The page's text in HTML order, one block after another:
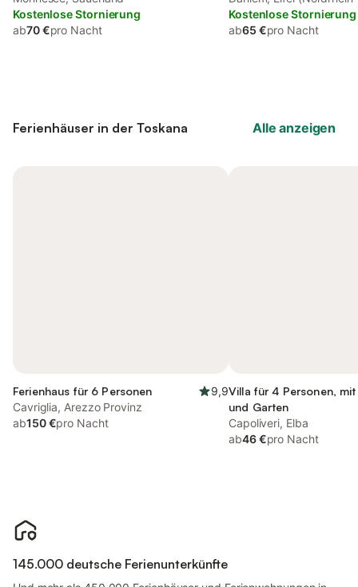
Kostenlose Stornierung
ab70 €pro Nacht
Kostenlose Stornierung
ab65 €pro Nacht
Ferienhäuser in der Toskana Alle anzeigen
Ferienhaus für 6 Personen
9,9
Cavriglia, Arezzo Provinz
ab150 €pro Nacht
Villa für 4 Personen, mit
und Garten
Capoliveri, Elba
ab46 €pro Nacht
145.000 deutsche Ferienunterkünfte